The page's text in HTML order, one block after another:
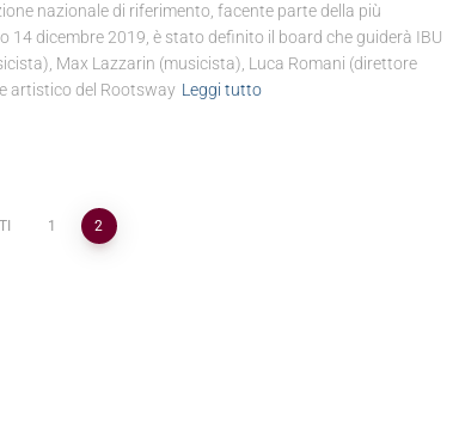
nazionale di riferimento, facente parte della più
14 dicembre 2019, è stato definito il board che guiderà IBU
Max Lazzarin (musicista), Luca Romani (direttore
artistico del Rootsway Leggi tutto
1 2